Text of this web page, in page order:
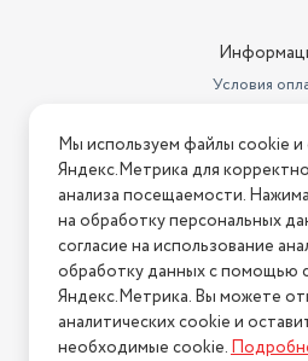
Условия
Условия
Нашли ошибку на сайте?
2026 © Интернет-магазин
Политика
Мы используем файлы cookie и
Яндекс.Метрика для
анализа посещаемости.
на обработку персональных
согласие на использование
обработку данных с помощью
Яндекс.Метрика. Вы можете
аналитических cookie и
необходимые cookie.